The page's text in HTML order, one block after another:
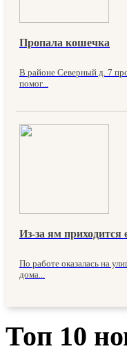
Пропала кошечка
В районе Северный д. 7
помог...
Из-за ям приходится
По работе оказалась на
дома...
Топ 10